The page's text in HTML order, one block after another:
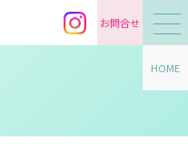
お問合せ
HOME